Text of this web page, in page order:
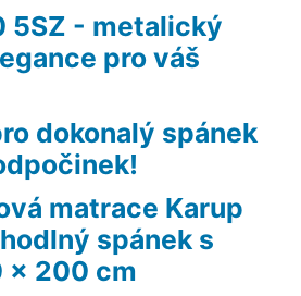
5SZ - metalický
pro váš
dokonalý spánek
matrace Karup
spánek s
x 200 cm